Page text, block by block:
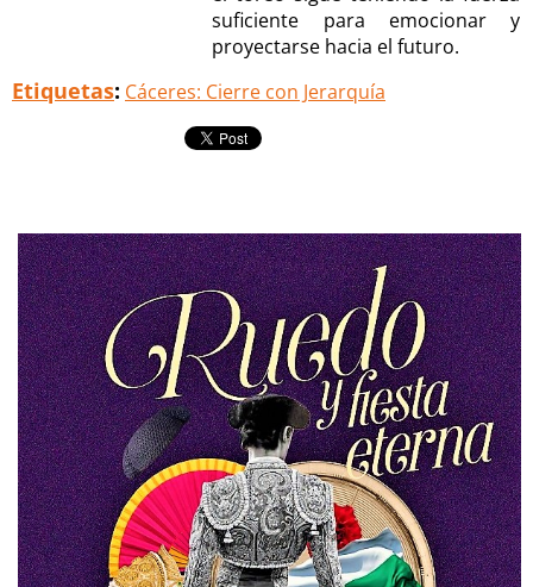
suficiente para emocionar y
proyectarse hacia el futuro.
Etiquetas: Cáceres: Cierre con Jerarquía